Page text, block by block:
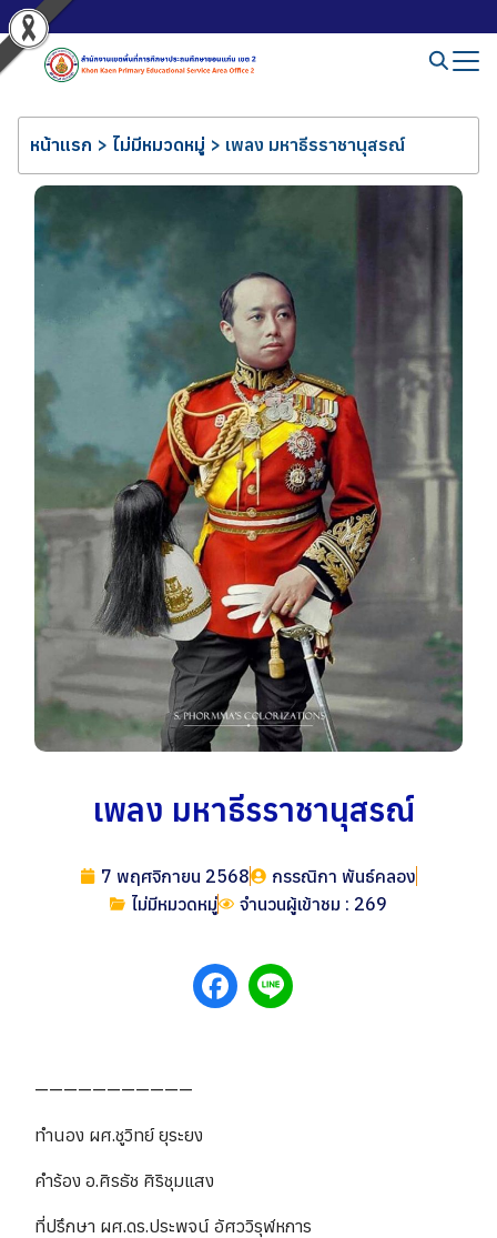
หน้าแรก > ไม่มีหมวดหมู่ > เพลง มหาธีรราชานุสรณ์
เพลง มหาธีรราชานุสรณ์
7 พฤศจิกายน 2568
กรรณิกา พันธ์คลอง
ไม่มีหมวดหมู่
จำนวนผู้เข้าชม : 269
———————————
ทำนอง ผศ.ชูวิทย์ ยุระยง
คำร้อง อ.ศิรธัช ศิริชุมแสง
ที่ปรึกษา ผศ.ดร.ประพจน์ อัศววิรุฬหการ